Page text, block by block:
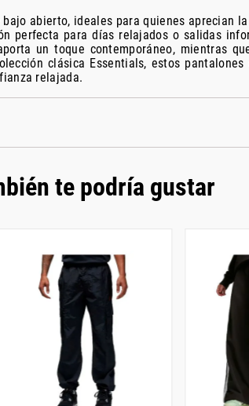
abierto, ideales para quienes aprecian
perfecta para días relajados o salidas
un toque contemporáneo, mientras
clásica Essentials, estos
relajada.
te podría gustar